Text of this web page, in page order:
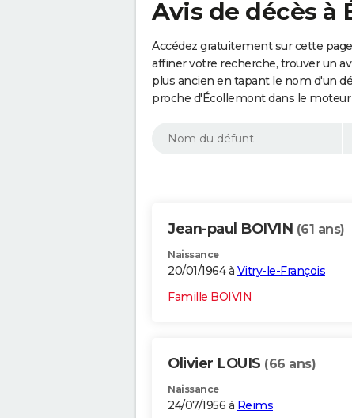
Avis de décès à
Accédez gratuitement sur cette
affiner votre recherche, trouver un
plus ancien en tapant le nom d'un
proche d'Écollemont dans le
Jean-paul BOIVIN (61 ans)
Naissance
20/01/1964 à Vitry-le-François
Famille BOIVIN
Olivier LOUIS (66 ans)
Naissance
24/07/1956 à Reims